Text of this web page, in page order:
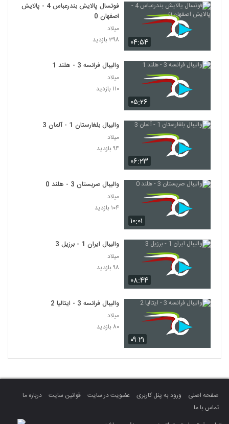
۰۴:۵۴
فوتسال پالایش بندرعباس 4 - پالایش
اصفهان 0
میلاد
۳۹۸ بازدید
۰۵:۲۶
والیبال فرانسه 3 - هلند 1
میلاد
۱۱۰ بازدید
۰۶:۲۳
والیبال بلغارستان 1 - آلمان 3
میلاد
۹۴ بازدید
۱۰:۰۱
والیبال صربستان 3 - هلند 0
میلاد
۱۰۴ بازدید
۰۸:۴۴
والیبال ایران 1 - برزیل 3
میلاد
۹۸ بازدید
۰۹:۲۱
والیبال فرانسه 3 - ایتالیا 2
میلاد
۸۰ بازدید
صفحه اصلی ورود به پنل کاربری عضویت در سایت قوانین سایت
درباره ما
تماس با ما